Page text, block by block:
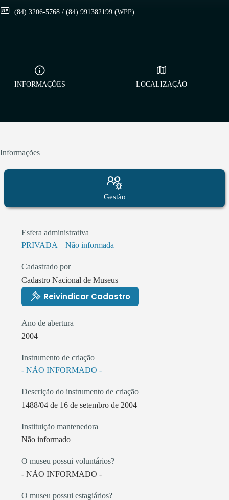
(84) 3206-5768 / (84) 991382199 (WPP)
INFORMAÇÕES LOCALIZAÇÃO
Informações
Gestão
Esfera administrativa
PRIVADA – Não informada
Cadastrado por
Cadastro Nacional de Museus
Reivindicar Cadastro
Ano de abertura
2004
Instrumento de criação
- NÃO INFORMADO -
Descrição do instrumento de criação
1488/04 de 16 de setembro de 2004
Instituição mantenedora
Não informado
O museu possui voluntários?
- NÃO INFORMADO -
O museu possui estagiários?